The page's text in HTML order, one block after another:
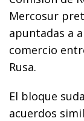
Mercosur
apuntadas a
comercio
Rusa.
El bloque
acuerdos